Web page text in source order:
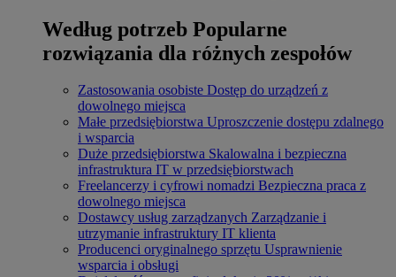
Według potrzeb Popularne
rozwiązania dla różnych zespołów
Zastosowania osobiste Dostęp do urządzeń z
dowolnego miejsca
Małe przedsiębiorstwa Uproszczenie dostępu zdalnego
i wsparcia
Duże przedsiębiorstwa Skalowalna i bezpieczna
infrastruktura IT w przedsiębiorstwach
Freelancerzy i cyfrowi nomadzi Bezpieczna praca z
dowolnego miejsca
Dostawcy usług zarządzanych Zarządzanie i
utrzymanie infrastruktury IT klienta
Producenci oryginalnego sprzętu Usprawnienie
wsparcia i obsługi